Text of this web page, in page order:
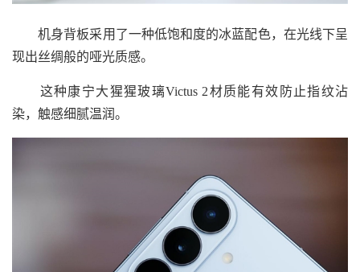
机身背板采用了一种低饱和度的冰蓝配色，在光线下呈
现出丝绸般的哑光质感。
这种康宁大猩猩玻璃Victus 2材质能有效防止指纹沾
染，触感细腻温润。